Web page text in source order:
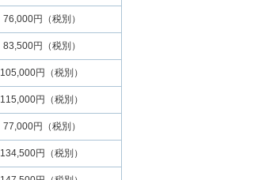
76,000円（税別）
83,500円（税別）
105,000円（税別）
115,000円（税別）
77,000円（税別）
134,500円（税別）